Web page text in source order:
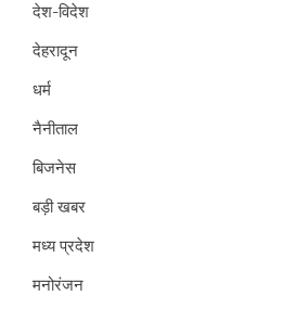
देश-विदेश
देहरादून
धर्म
नैनीताल
बिजनेस
बड़ी खबर
मध्य प्रदेश
मनोरंजन